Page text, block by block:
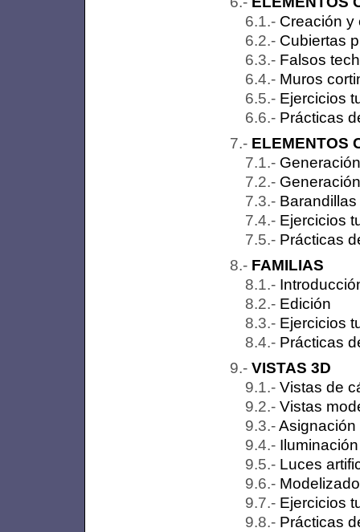
Creación y
Cubiertas
Falsos
Muros
Ejercicios
Prácticas
ELEMENTOS
Barandillas
Ejercicios
Prácticas
FAMILIAS
Edición
Ejercicios
Prácticas
VISTAS 3D
Vistas de
Vistas
Asignación
Luces
Ejercicios
Prácticas